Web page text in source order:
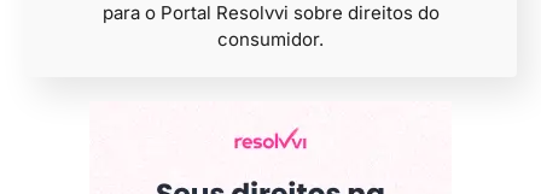
para o Portal Resolvvi sobre direitos do
consumidor.